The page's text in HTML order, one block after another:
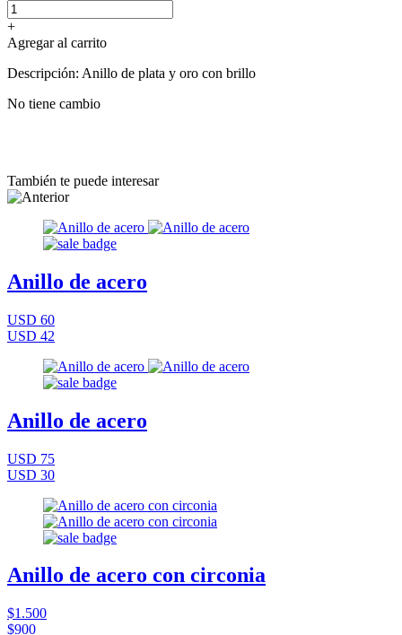
+
Agregar al carrito
Descripción: Anillo de plata y oro con brillo
No tiene cambio
También te puede interesar
Anillo de acero
USD 60
USD 42
Anillo de acero
USD 75
USD 30
Anillo de acero con circonia
$1.500
$900